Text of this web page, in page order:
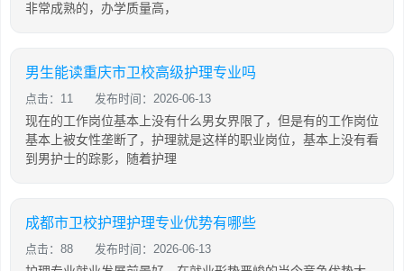
非常成熟的，办学质量高，
男生能读重庆市卫校高级护理专业吗
点击：11 发布时间：2026-06-13
现在的工作岗位基本上没有什么男女界限了，但是有的工作岗位
基本上被女性垄断了，护理就是这样的职业岗位，基本上没有看
到男护士的踪影，随着护理
成都市卫校护理护理专业优势有哪些
点击：88 发布时间：2026-06-13